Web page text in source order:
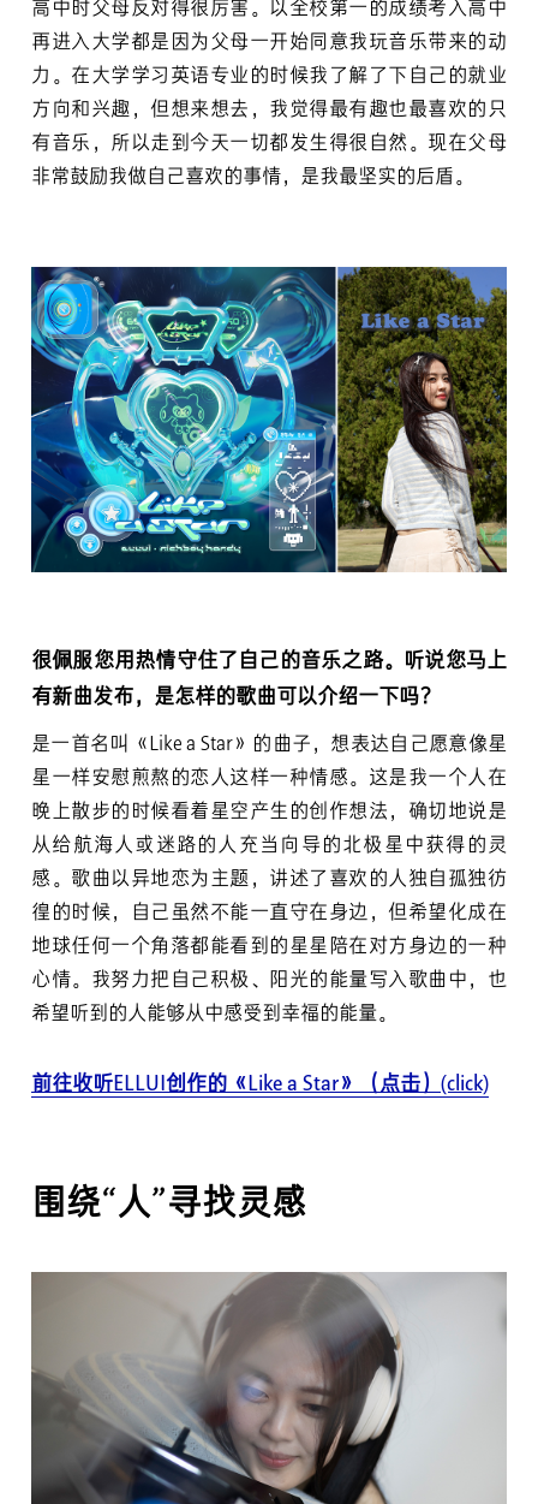
高中时父母反对得很厉害。以全校第一的成绩考入高中
再进入大学都是因为父母一开始同意我玩音乐带来的动
力。在大学学习英语专业的时候我了解了下自己的就业
方向和兴趣，但想来想去，我觉得最有趣也最喜欢的只
有音乐，所以走到今天一切都发生得很自然。现在父母
非常鼓励我做自己喜欢的事情，是我最坚实的后盾。
很佩服您用热情守住了自己的音乐之路。听说您马上
有新曲发布，是怎样的歌曲可以介绍一下吗？
是一首名叫《Like a Star》的曲子，想表达自己愿意像星
星一样安慰煎熬的恋人这样一种情感。这是我一个人在
晚上散步的时候看着星空产生的创作想法，确切地说是
从给航海人或迷路的人充当向导的北极星中获得的灵
感。歌曲以异地恋为主题，讲述了喜欢的人独自孤独彷
徨的时候，自己虽然不能一直守在身边，但希望化成在
地球任何一个角落都能看到的星星陪在对方身边的一种
心情。我努力把自己积极、阳光的能量写入歌曲中，也
希望听到的人能够从中感受到幸福的能量。
前往收听ELLUI创作的《Like a Star》（点击）(click)
围绕“人”寻找灵感